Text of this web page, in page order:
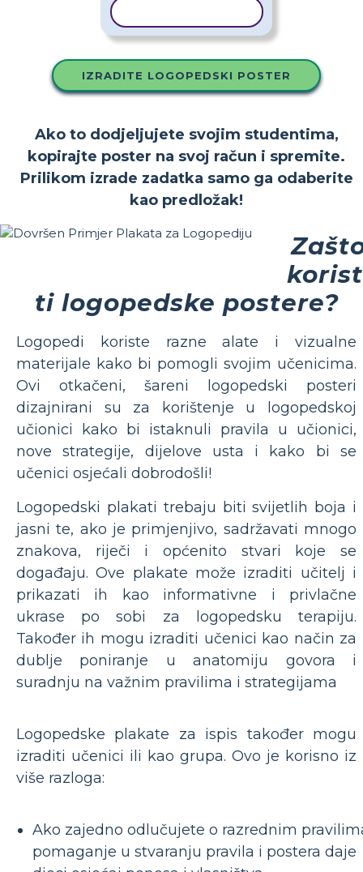
IZRADITE LOGOPEDSKI POSTER
Ako to dodjeljujete svojim studentima,
kopirajte poster na svoj račun i spremite.
Prilikom izrade zadatka samo ga odaberite
kao predložak!
ti logopedske postere?
Logopedi koriste razne alate i vizualne
materijale kako bi pomogli svojim učenicima.
Ovi otkačeni, šareni logopedski posteri
dizajnirani su za korištenje u logopedskoj
učionici kako bi istaknuli pravila u učionici,
nove strategije, dijelove usta i kako bi se
učenici osjećali dobrodošli!
Logopedski plakati trebaju biti svijetlih boja i
jasni te, ako je primjenjivo, sadržavati mnogo
znakova, riječi i općenito stvari koje se
događaju. Ove plakate može izraditi učitelj i
prikazati ih kao informativne i privlačne
ukrase po sobi za logopedsku terapiju.
Također ih mogu izraditi učenici kao način za
dublje poniranje u anatomiju govora i
suradnju na važnim pravilima i strategijama
Logopedske plakate za ispis također mogu
izraditi učenici ili kao grupa. Ovo je korisno iz
više razloga:
Ako zajedno odlučujete o razrednim
pomaganje u stvaranju pravila i postera daje